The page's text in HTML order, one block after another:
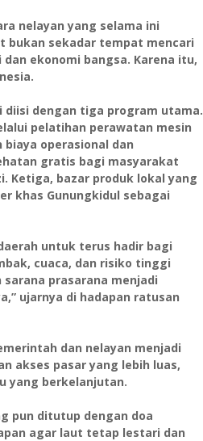
nelayan yang selama ini
bukan sekadar tempat mencari
ekonomi bangsa. Karena itu,
diisi dengan tiga program utama.
pelatihan perawatan mesin
operasional dan
gratis bagi masyarakat
Ketiga, bazar produk lokal yang
khas Gunungkidul sebagai
untuk terus hadir bagi
cuaca, dan risiko tinggi
prasarana menjadi
ujarnya di hadapan ratusan
dan nelayan menjadi
akses pasar yang lebih luas,
yang berkelanjutan.
pun ditutup dengan doa
agar laut tetap lestari dan